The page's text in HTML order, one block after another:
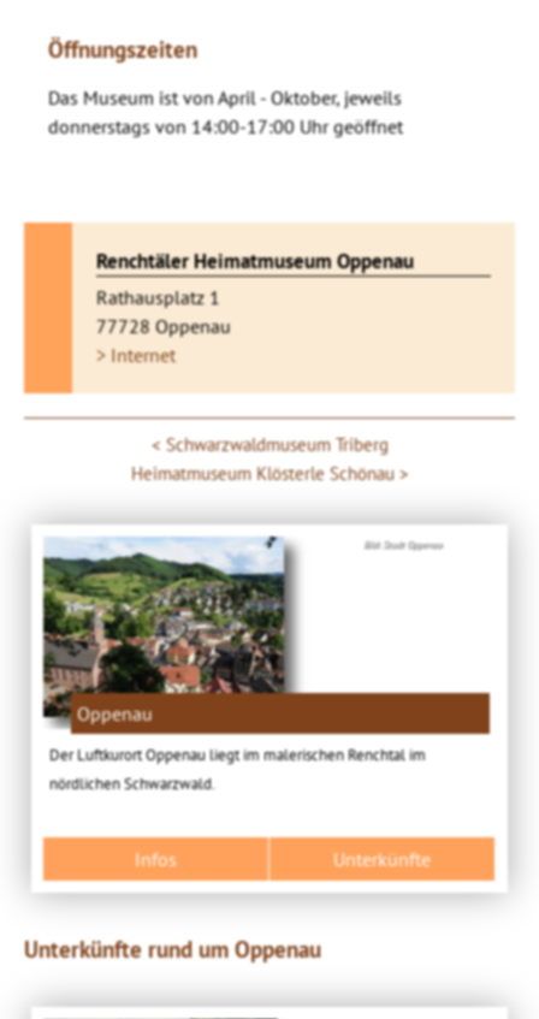
Öffnungszeiten
Das Museum ist von April - Oktober, jeweils
donnerstags von 14:00-17:00 Uhr geöffnet
Renchtäler Heimatmuseum Oppenau
Rathausplatz 1
77728 Oppenau
> Internet
Schwarzwaldmuseum Triberg
Heimatmuseum Klösterle Schönau
Bild: Stadt Oppenau
Oppenau
Der Luftkurort Oppenau liegt im malerischen Renchtal im
nördlichen Schwarzwald.
Infos Unterkünfte
Unterkünfte rund um Oppenau